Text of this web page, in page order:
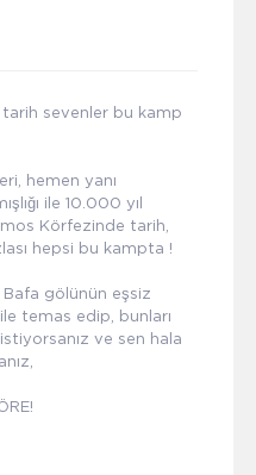
sevenler bu kamp
hemen yanı
ile 10.000 yıl
Körfezinde tarih,
hepsi bu kampta !
gölünün eşsiz
temas edip, bunları
ve sen hala